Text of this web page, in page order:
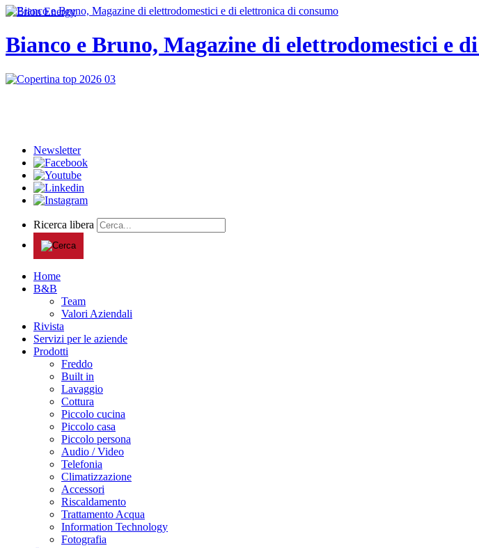
Bianco e Bruno, Magazine di elettrodomestici e
Newsletter
Ricerca libera
Home
B&B
Team
Valori Aziendali
Rivista
Servizi per le aziende
Prodotti
Freddo
Built in
Lavaggio
Cottura
Piccolo cucina
Piccolo casa
Piccolo persona
Audio / Video
Telefonia
Climatizzazione
Accessori
Riscaldamento
Trattamento Acqua
Information Technology
Fotografia